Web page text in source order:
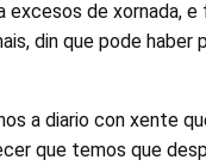
de xornada, e
din que pode haber
a diario con xente
que temos que